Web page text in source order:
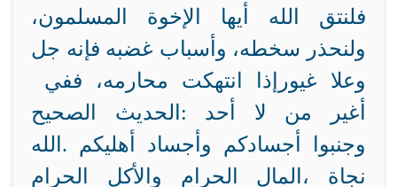
فلنتق الله أيها الإخوة المسلمون،
ولنحذر سخطه، وأسباب غضبه فإنه جل
وعلا غيور إذا انتهكت محارمه، ففي
الحديث الصحيح:
لا أحد
أغير من
الله.
وجنبوا أجسادكم وأجساد أهليكم
المال الحرام والأكل الحرام،
نجاة